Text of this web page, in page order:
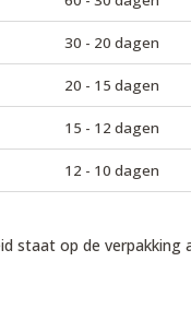
30 - 20 dagen
20 - 15 dagen
15 - 12 dagen
12 - 10 dagen
staat op de verpakking